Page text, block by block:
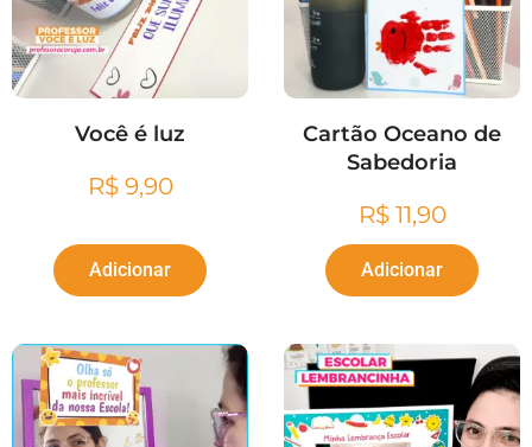
Você é luz
R$9,90
Adicionar
Cartão Oceano de
Sabedoria
R$11,90
Adicionar